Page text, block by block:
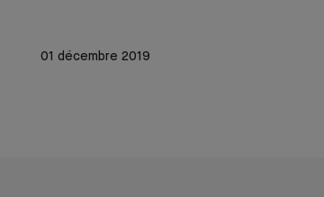
01 décembre 2019